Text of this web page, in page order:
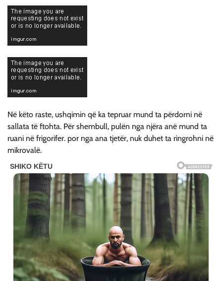
Në këto raste, ushqimin që ka tepruar mund ta përdorni në
sallata të ftohta. Për shembull, pulën nga njëra anë mund ta
ruani në frigorifer. por nga ana tjetër, nuk duhet ta ringrohni në
mikrovalë.